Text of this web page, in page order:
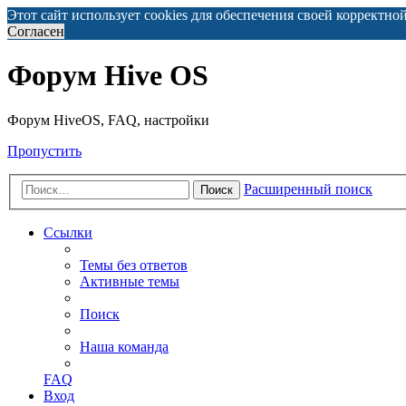
Этот сайт использует cookies для обеспечения своей
Согласен
Форум Hive OS
Форум HiveOS, FAQ, настройки
Пропустить
Поиск Расширенный поиск
Ссылки
Темы без ответов
Активные темы
Поиск
Наша команда
FAQ
Вход